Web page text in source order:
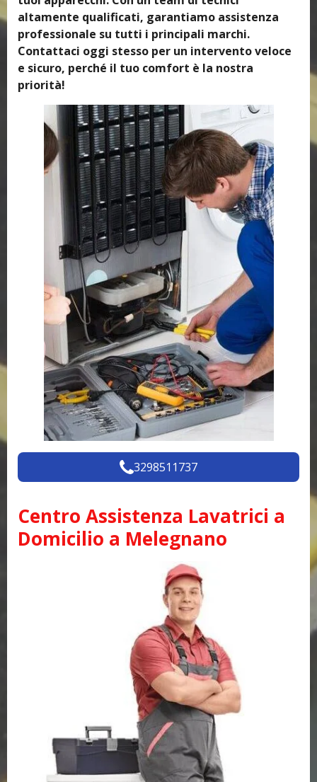
altamente qualificati, garantiamo assistenza
professionale su tutti i principali marchi.
Contattaci oggi stesso per un intervento veloce
e sicuro, perché il tuo comfort è la nostra
priorità!
3298511737
Centro Assistenza Lavatrici a
Domicilio a Melegnano